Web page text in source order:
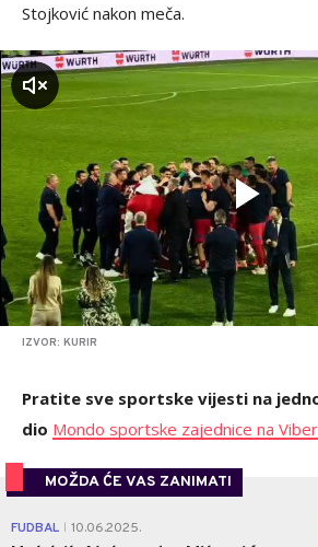
Stojković nakon meča.
IZVOR: KURIR
Pratite sve sportske vijesti na
dio Mondo sportske zajednice na
MOŽDA ĆE VAS ZANIMATI
FUDBAL 10.06.2025.